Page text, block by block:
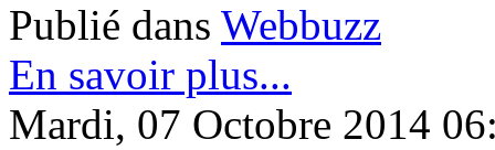
Publié dans Webbuzz
En savoir plus...
Mardi, 07 Octobre 2014